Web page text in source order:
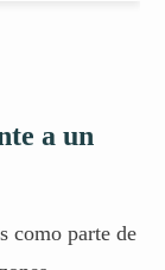
a un
como parte de